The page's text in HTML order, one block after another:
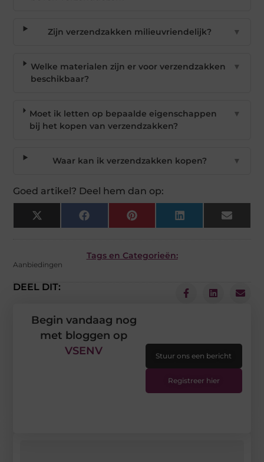
Zijn verzendzakken milieuvriendelijk? ▼
Welke materialen zijn er voor verzendzakken
beschikbaar?
▼
Moet ik letten op bepaalde eigenschappen
bij het kopen van verzendzakken?
▼
Waar kan ik verzendzakken kopen? ▼
Goed artikel? Deel hem dan op:
X
(Twitter)
Facebook Pinterest LinkedIn Email
Tags en Categorieën:
Aanbiedingen
DEEL DIT:
Begin vandaag nog
met bloggen op
VSENV
Stuur ons een bericht
Registreer hier